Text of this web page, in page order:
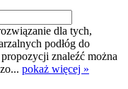
dla tych,
podłóg do
znaleźć można
pokaż więcej »